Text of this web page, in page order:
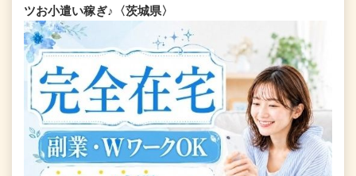
ツお小遣い稼ぎ♪〈茨城県〉